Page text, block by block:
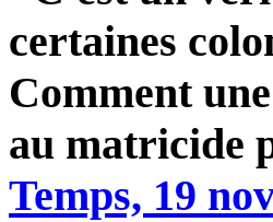
certaines
Comment
au matricide
Temps, 19